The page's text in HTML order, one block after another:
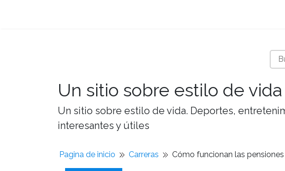
Un sitio sobre estilo de vida
Un sitio sobre estilo de vida. Deportes,
interesantes y útiles
Pagina de inicio Carreras Cómo funcionan las